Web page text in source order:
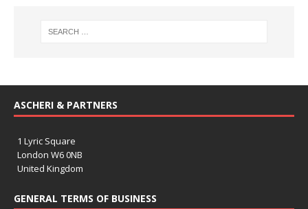
ASCHERI & PARTNERS
1 Lyric Square
London W6 0NB
United Kingdom
GENERAL TERMS OF BUSINESS